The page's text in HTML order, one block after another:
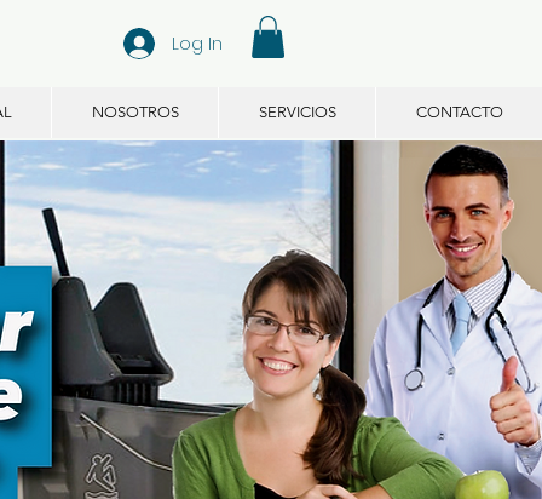
Log In
NOSOTROS SERVICIOS CONTACTO